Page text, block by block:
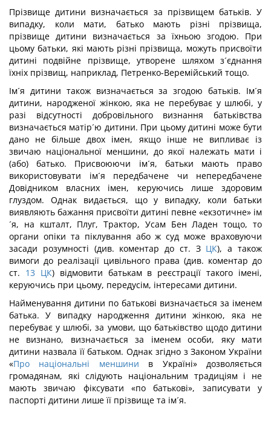
Прізвище дитини визначається за прізвищем батьків. У
випадку, коли мати, батько мають різні прізвища,
прізвище дитини визначається за їхньою згодою. При
цьому батьки, які мають різні прізвища, можуть присвоїти
дитині подвійне прізвище, утворене шляхом з´єднання
їхніх прізвищ, наприклад, Петренко-Веремійський тощо.
Ім´я дитини також визначається за згодою батьків. Ім´я
дитини, народженої жінкою, яка не перебуває у шлюбі, у
разі відсутності добровільного визнання батьківства
визначається матір´ю дитини. При цьому дитині може бути
дано не більше двох імен, якщо інше не випливає із
звичаю національної меншини, до якої належать мати і
(або) батько. Присвоюючи ім´я, батьки мають право
використовувати ім´я передбачене чи непередбачене
Довідником власних імен, керуючись лише здоровим
глуздом. Однак видається, що у випадку, коли батьки
виявляють бажання присвоїти дитині певне «екзотичне» ім
´я, на кшталт, Плуг, Трактор, Усам Бен Ладен тощо, то
органи опіки та піклування або ж суд може враховуючи
засади розумності (див. коментар до ст. З ЦК), а також
вимоги до реалізації цивільного права (див. коментар до
ст. 13 ЦК) відмовити батькам в реєстрації такого імені,
керуючись при цьому, передусім, інтересами дитини.
Найменування дитини по батькові визначається за іменем
батька. У випадку народження дитини жінкою, яка не
перебуває у шлюбі, за умови, що батьківство щодо дитини
не визнано, визначається за іменем особи, яку мати
дитини назвала її батьком. Однак згідно з Законом України
«Про національні меншини в Україні» дозволяється
громадянам, які слідують національним традиціям і не
мають звичаю фіксувати «по батькові», записувати у
паспорті дитини лише її прізвище та ім´я.